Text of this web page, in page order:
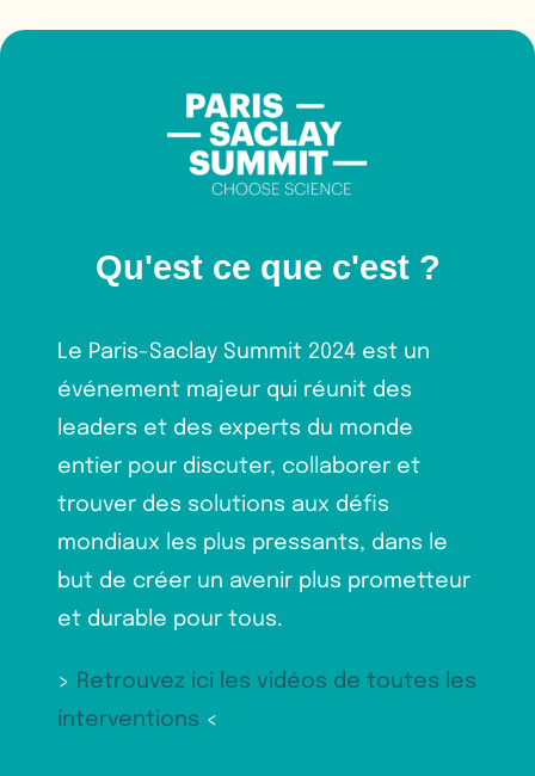
Qu'est ce que c'est ?
Le Paris-Saclay Summit 2024 est un
événement majeur qui réunit des
leaders et des experts du monde
entier pour discuter, collaborer et
trouver des solutions aux défis
mondiaux les plus pressants, dans le
but de créer un avenir plus prometteur
et durable pour tous.
> Retrouvez ici les vidéos de toutes les
interventions <